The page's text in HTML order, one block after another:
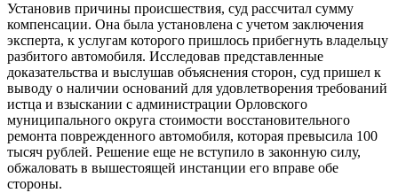
Установив причины происшествия, суд рассчитал сумму
компенсации. Она была установлена с учетом заключения
эксперта, к услугам которого пришлось прибегнуть владельцу
разбитого автомобиля. Исследовав представленные
доказательства и выслушав объяснения сторон, суд пришел к
выводу о наличии оснований для удовлетворения требований
истца и взыскании с администрации Орловского
муниципального округа стоимости восстановительного
ремонта поврежденного автомобиля, которая превысила 100
тысяч рублей. Решение еще не вступило в законную силу,
обжаловать в вышестоящей инстанции его вправе обе
стороны.